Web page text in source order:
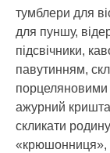
тумблери для
для пуншу,
підсвічники,
павутинням,
порцеляновими
ажурний
скликати
«крюшонниця»,